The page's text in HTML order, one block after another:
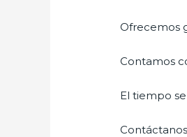
Ofrecemos
Contamos
El tiempo